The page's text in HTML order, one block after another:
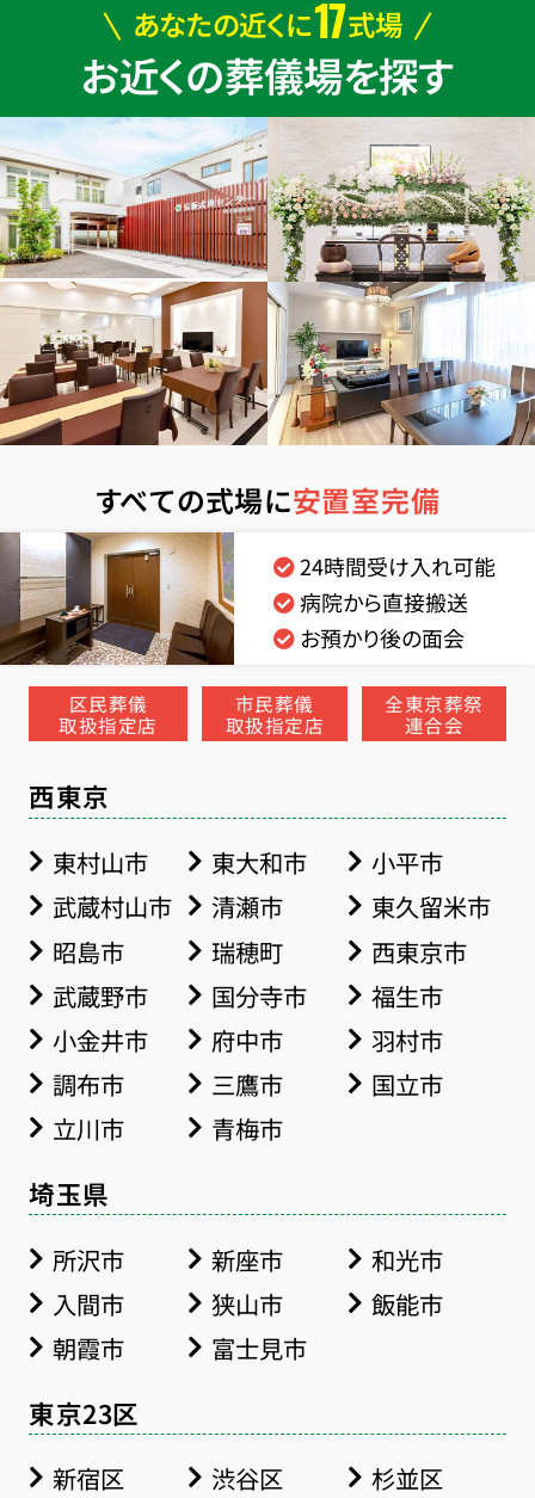
あなたの近くに17式場
お近くの葬儀場を探す
すべての式場に安置室完備
24時間受け入れ可能
病院から直接搬送
お預かり後の面会
区民葬儀
取扱指定店
市民葬儀
取扱指定店
全東京葬祭
連合会
西東京
東村山市 東大和市
小平市
武蔵村山市
清瀬市
東久留米市
昭島市
瑞穂町
西東京市
武蔵野市
国分寺市
福生市
小金井市
府中市
羽村市
調布市
三鷹市
国立市
立川市
青梅市
埼玉県
所沢市 新座市
和光市
入間市
狭山市
飯能市
朝霞市
富士見市
東京23区
新宿区 渋谷区
杉並区